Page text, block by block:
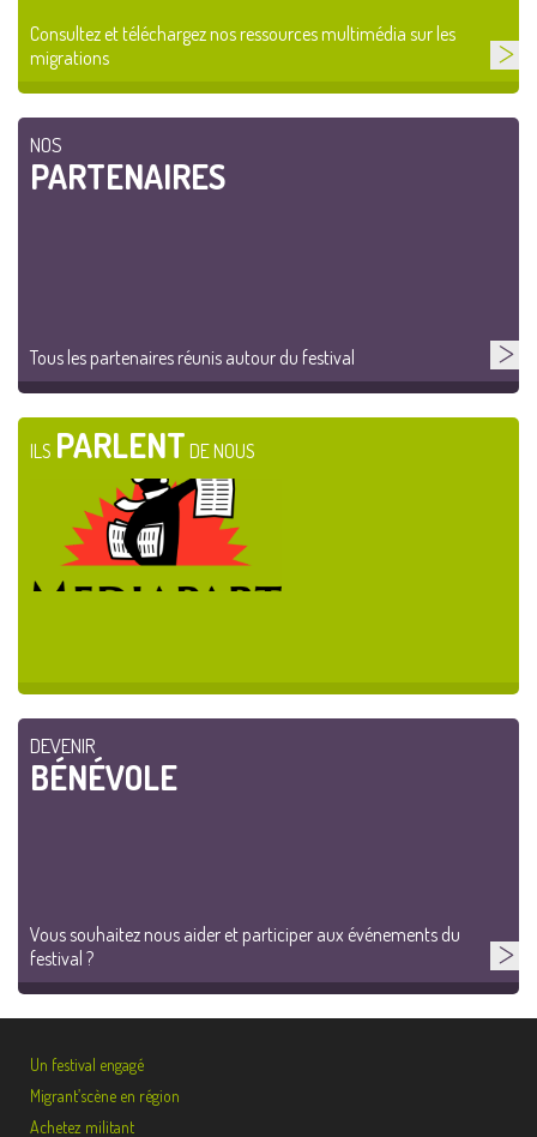
Consultez et téléchargez nos ressources multimédia sur les
migrations
NOS
PARTENAIRES
Tous les partenaires réunis autour du festival
ILS PARLENT DE NOUS
DEVENIR
BÉNÉVOLE
Vous souhaitez nous aider et participer aux événements du
festival ?
Un festival engagé
Migrant’scène en région
Achetez militant